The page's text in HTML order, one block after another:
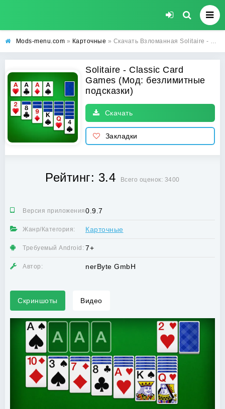
Mods-menu.com » Карточные » Скачать Взломанная Solitaire - Classic Card Games на Андроид с безлимитными подсказками
Solitaire - Classic Card
Games (Мод: безлимитные
подсказки)
Скачать
Закладки
Рейтинг: 3.4 Всего оценок: 3400
Версия приложения:0.9.7
Жанр/Категория: Карточные
Требуемый Android: 7+
Автор: nerByte GmbH
Скриншоты Видео